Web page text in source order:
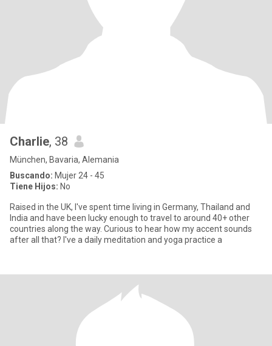
Charlie, 38
München, Bavaria, Alemania
Buscando: Mujer 24 - 45
Tiene Hijos: No
Raised in the UK, I've spent time living in Germany, Thailand and
India and have been lucky enough to travel to around 40+ other
countries along the way. Curious to hear how my accent sounds
after all that? I've a daily meditation and yoga practice a